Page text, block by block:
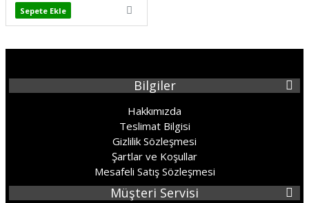
Sepete Ekle
Bilgiler
Hakkımızda
Teslimat Bilgisi
Gizlilik Sözleşmesi
Şartlar ve Koşullar
Mesafeli Satış Sözleşmesi
Müşteri Servisi